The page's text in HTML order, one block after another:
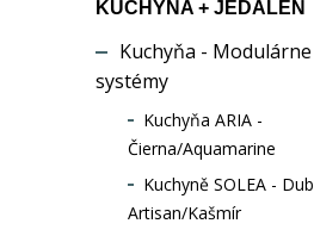
KUCHYŇA + JEDÁLEŇ
Kuchyňa - Modulárne
systémy
Kuchyňa ARIA -
Čierna/Aquamarine
Kuchyně SOLEA - Dub
Artisan/Kašmír